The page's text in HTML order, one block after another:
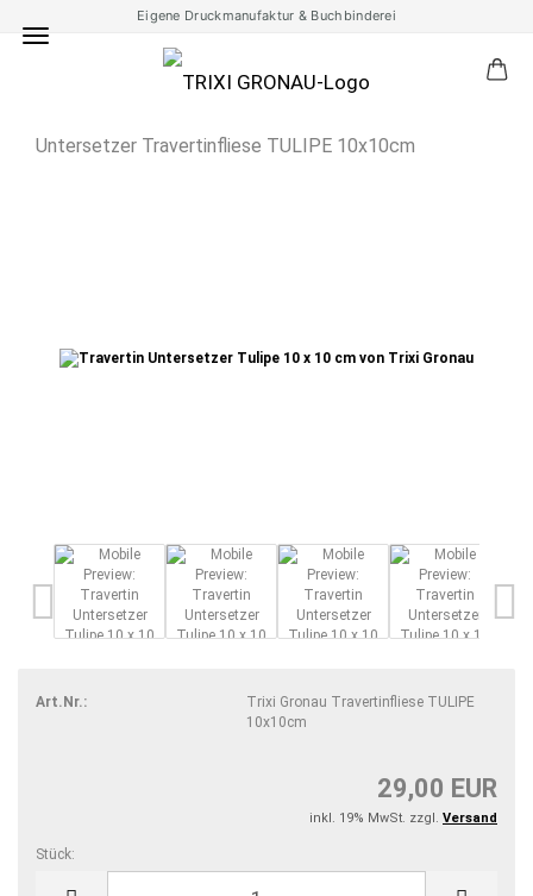
Eigene Druckmanufaktur & Buchbinderei
Untersetzer Travertinfliese TULIPE 10x10cm
Art.Nr.:
Trixi Gronau Travertinfliese TULIPE
10x10cm
29,00 EUR
inkl. 19% MwSt. zzgl. Versand
Stück: